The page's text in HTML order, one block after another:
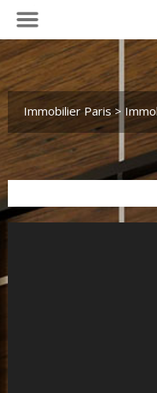
Immobilier Paris >